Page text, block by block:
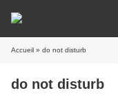
Accueil » do not disturb
do not disturb